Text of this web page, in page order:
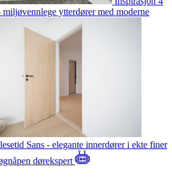
miljøvennlege ytterdører med moderne
Sans - elegante innerdører i ekte finer
dørekspert